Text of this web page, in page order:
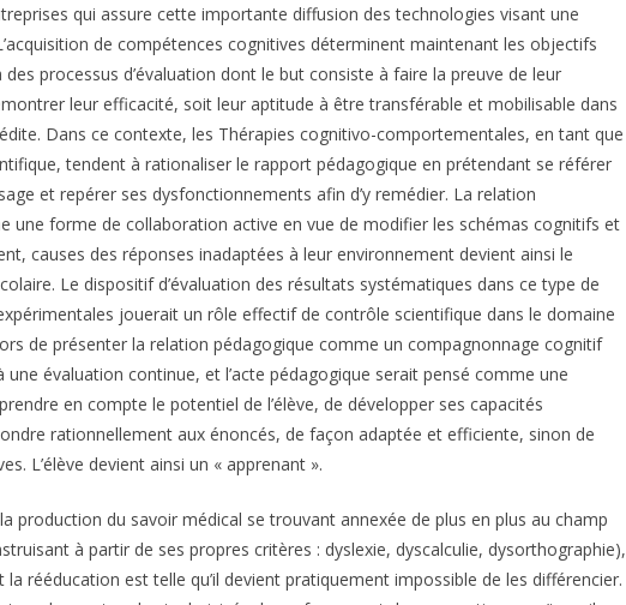
qui assure cette importante diffusion des technologies visant une
de compétences cognitives déterminent maintenant les objectifs
processus d’évaluation dont le but consiste à faire la preuve de leur
leur efficacité, soit leur aptitude à être transférable et mobilisable dans
Dans ce contexte, les Thérapies cognitivo-comportementales, en tant que
tendent à rationaliser le rapport pédagogique en prétendant se référer
et repérer ses dysfonctionnements afin d’y remédier. La relation
une forme de collaboration active en vue de modifier les schémas cognitifs et
causes des réponses inadaptées à leur environnement devient ainsi le
Le dispositif d’évaluation des résultats systématiques dans ce type de
jouerait un rôle effectif de contrôle scientifique dans le domaine
de présenter la relation pédagogique comme un compagnonnage cognitif
évaluation continue, et l’acte pédagogique serait pensé comme une
en compte le potentiel de l’élève, de développer ses capacités
rationnellement aux énoncés, de façon adaptée et efficiente, sinon de
L’élève devient ainsi un « apprenant ».
production du savoir médical se trouvant annexée de plus en plus au champ
à partir de ses propres critères : dyslexie, dyscalculie, dysorthographie),
rééducation est telle qu’il devient pratiquement impossible de les différencier.